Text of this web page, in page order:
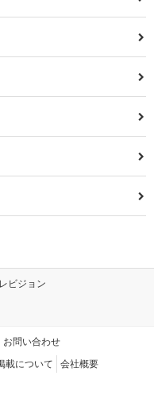
ビジョン
お問い合わせ
載について 会社概要